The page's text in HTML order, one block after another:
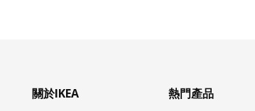
關於IKEA 熱門產品